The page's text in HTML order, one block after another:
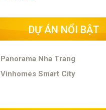
DỰ ÁN NỔI BẬT
Panorama Nha Trang
Vinhomes Smart City